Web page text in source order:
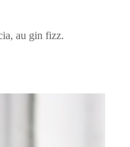
au gin fizz.